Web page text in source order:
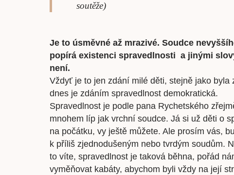
soutěže)
Je to úsměvné až mrazivé. Soudce
popírá existenci spravedlnosti a jinými
není.
Vždyť je to jen zdání milé děti, stejně jako byla
dnes je zdáním spravedlnost demokratická.
Spravedlnost je podle pana Rychetského
mnohem líp jak vrchní soudce. Já si už děti o
na počátku, vy ještě můžete. Ale prosím vás,
k příliš zjednodušeným nebo tvrdým soudům.
to víte, spravedlnost je taková běhna, pořád
vyměňovat kabáty, abychom byli vždy na její